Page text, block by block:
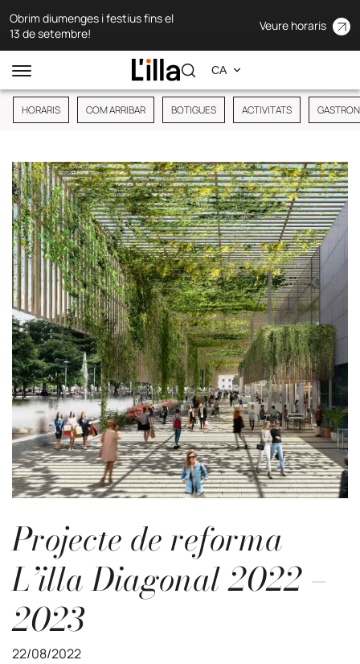
Obrim diumenges i festius fins el
13 de setembre!
Veure horaris
HORARIS COM ARRIBAR BOTIGUES ACTIVITATS
Projecte de reforma
L’illa Diagonal 2022 –
2023
22/08/2022